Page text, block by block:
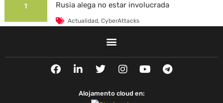
1
Rusia alega no estar involucrada
Actualidad,CyberAttacks
La Universidad Autónoma de Barcelona es
Actualidad,CyberAttacks,Security Breaches
F
a
L
i
k
T
w
t
I
n
t
Y
o
T
e
Alojamento cloud en: